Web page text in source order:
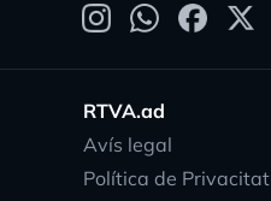
RTVA.ad
Avís legal
Política de Privacitat